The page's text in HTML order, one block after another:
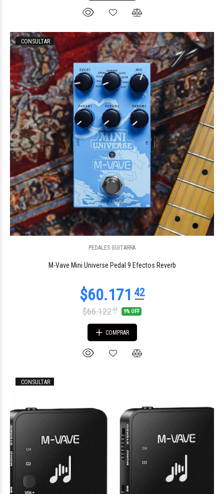
CONSULTAR
PEDALES GUITARRA
M-Vave Mini Universe Pedal 9 Efectos Reverb
$66.12244 9% OFF
COMPRAR
CONSULTAR
$73.70727